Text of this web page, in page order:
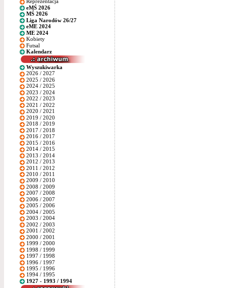
eMŚ 2026
MŚ 2026
Liga Narodów 26/27
eME 2024
ME 2024
Kobiety
Futsal
Kalendarz
Wyszukiwarka
2026 / 2027
2025 / 2026
2024 / 2025
2023 / 2024
2022 / 2023
2021 / 2022
2020 / 2021
2019 / 2020
2018 / 2019
2017 / 2018
2016 / 2017
2015 / 2016
2014 / 2015
2013 / 2014
2012 / 2013
2011 / 2012
2010 / 2011
2009 / 2010
2008 / 2009
2007 / 2008
2006 / 2007
2005 / 2006
2004 / 2005
2003 / 2004
2002 / 2003
2001 / 2002
2000 / 2001
1999 / 2000
1998 / 1999
1997 / 1998
1996 / 1997
1995 / 1996
1994 / 1995
1927 - 1993 / 1994